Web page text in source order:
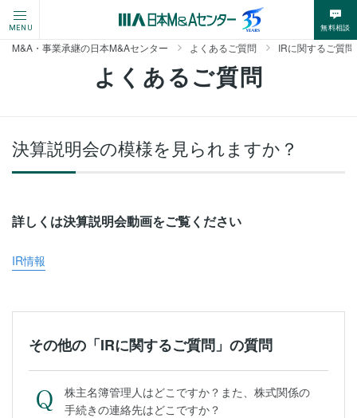
MENU 無料相談
M&A・事業承継の日本M&Aセンター よくあるご質問 IRに関するご質問
よくあるご質問
決算説明会の模様を見られますか？
詳しくは決算説明会動画をご覧ください
IR情報
その他の「IRに関するご質問」の質問
株主名簿管理人はどこですか？また、株式関係の
手続きの連絡先はどこですか？